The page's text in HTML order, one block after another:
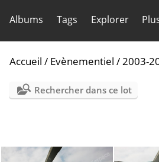
Albums Tags Explorer
Accueil / Evènementiel /2003-
Rechercher dans ce lot